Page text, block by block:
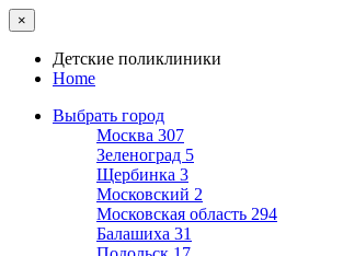
×
Детские поликлиники
Home
Выбрать город
Москва 307
Зеленоград 5
Щербинка 3
Московский 2
Московская область 294
Балашиха 31